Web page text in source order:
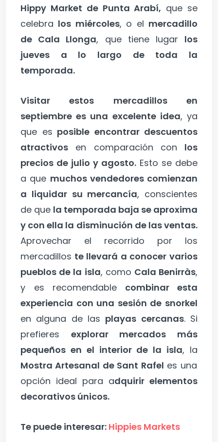
Hippy Market de Punta Arabí, que se
celebra los miércoles, o el mercadillo
de Cala Llonga, que tiene lugar los
jueves a lo largo de toda la
temporada.
Visitar estos mercadillos en
septiembre es una excelente idea, ya
que es posible encontrar descuentos
atractivos en comparación con los
precios de julio y agosto. Esto se debe
a que muchos vendedores comienzan
a liquidar su mercancía, conscientes
de que la temporada baja se aproxima
y con ella la disminución de las ventas.
Aprovechar el recorrido por los
mercadillos te llevará a conocer varios
pueblos de la isla, como Cala Benirràs,
y es recomendable combinar esta
experiencia con una sesión de snorkel
en alguna de las playas cercanas. Si
prefieres explorar mercados más
pequeños en el interior de la isla, la
Mostra Artesanal de Sant Rafel es una
opción ideal para adquirir elementos
decorativos únicos.
Te puede interesar: Hippies Markets